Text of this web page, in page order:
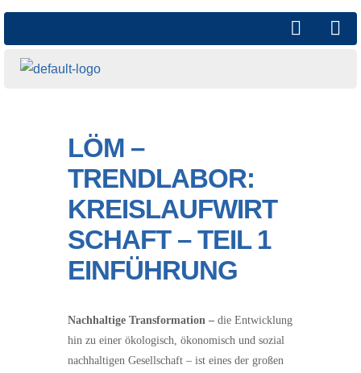
LÖM –
TRENDLABOR:
KREISLAUFWIRT
SCHAFT – TEIL 1
EINFÜHRUNG
Nachhaltige Transformation – die Entwicklung
hin zu einer ökologisch, ökonomisch und sozial
nachhaltigen Gesellschaft – ist eines der großen